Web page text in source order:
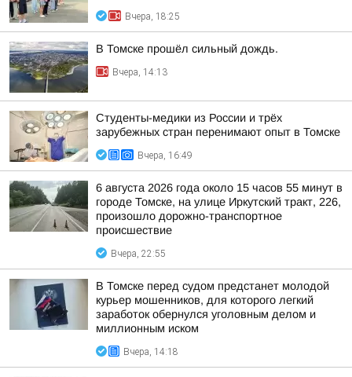
Вчера, 18:25
В Томске прошёл сильный дождь.
Вчера, 14:13
Студенты-медики из России и трёх
зарубежных стран перенимают опыт в Томске
Вчера, 16:49
6 августа 2026 года около 15 часов 55 минут в
городе Томске, на улице Иркутский тракт, 226,
произошло дорожно-транспортное
происшествие
Вчера, 22:55
В Томске перед судом предстанет молодой
курьер мошенников, для которого легкий
заработок обернулся уголовным делом и
миллионным иском
Вчера, 14:18